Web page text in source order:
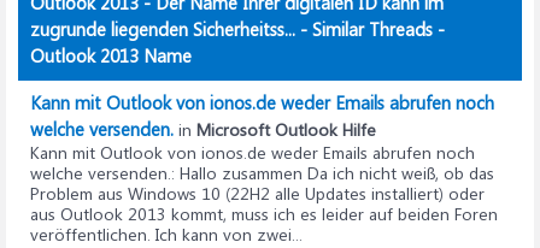
zugrunde liegenden Sicherheitss... - Similar Threads -
Outlook 2013 Name
Kann mit Outlook von ionos.de weder Emails abrufen noch
welche versenden. in Microsoft Outlook Hilfe
Kann mit Outlook von ionos.de weder Emails abrufen noch
welche versenden.: Hallo zusammen Da ich nicht weiß, ob das
Problem aus Windows 10 (22H2 alle Updates installiert) oder
aus Outlook 2013 kommt, muss ich es leider auf beiden Foren
veröffentlichen. Ich kann von zwei...